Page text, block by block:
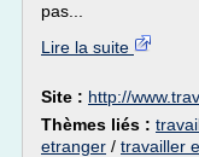
pas...
Lire la suite
Site : http://
Thèmes liés :
etranger / travailler